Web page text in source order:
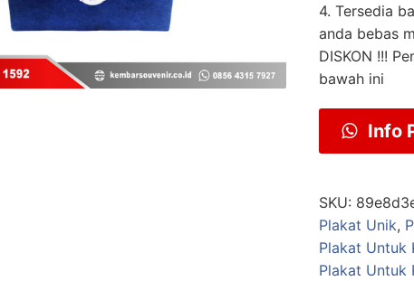
4. Tersedia
anda bebas
DISKON !!!
bawah ini
Info
SKU:
Plakat Unik,
Plakat Untuk
Plakat Untuk